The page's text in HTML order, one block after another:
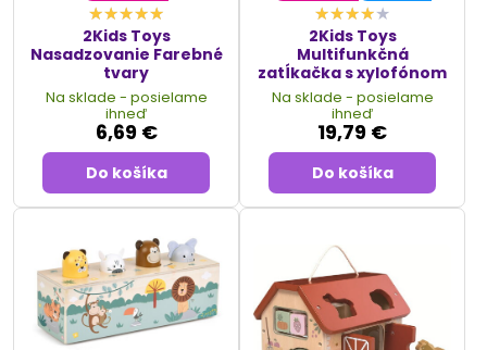
2Kids Toys
Nasadzovanie Farebné
tvary
Na sklade - posielame
ihneď
6,69 €
Do košíka
2Kids Toys
Multifunkčná
zatĺkačka s xylofónom
Na sklade - posielame
ihneď
19,79 €
Do košíka